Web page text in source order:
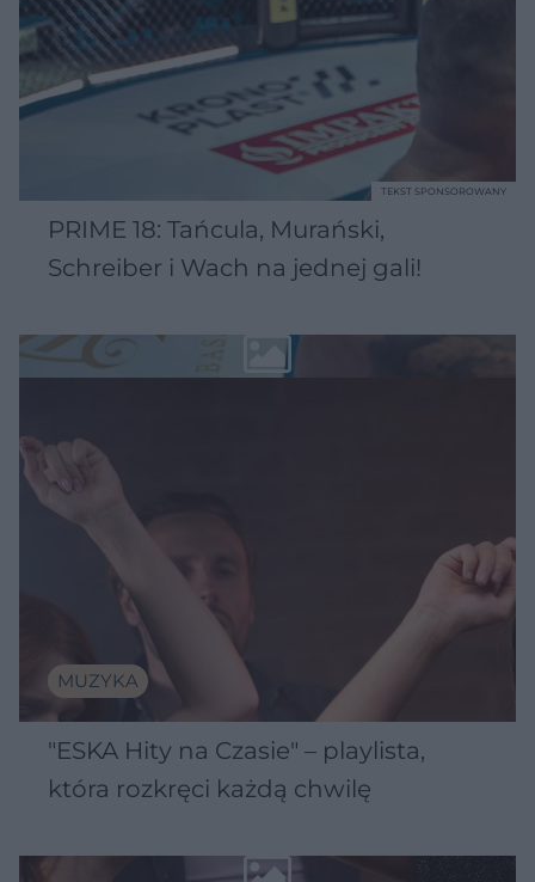
PRIME 18: Tańcula, Murański,
Schreiber i Wach na jednej gali!
TEKST SPONSOROWANY
MUZYKA
"ESKA Hity na Czasie" – playlista,
która rozkręci każdą chwilę